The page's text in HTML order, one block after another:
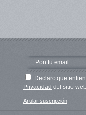
Declaro que
Privacidad del sitio
Anular suscripción